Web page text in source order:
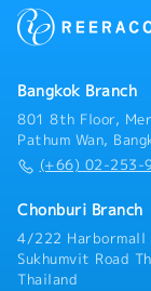
Bangkok Branch
801 8th Floor,
Pathum Wan,
(+66) 02-253-
Chonburi Branch
4/222 Harbormall
Sukhumvit Road
Thailand